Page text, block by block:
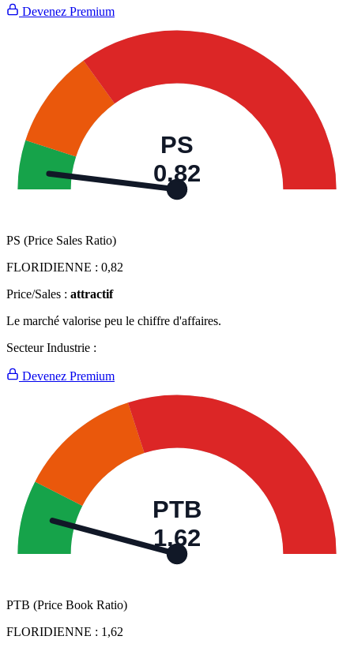
Devenez Premium
PS
0,82
PS (Price Sales Ratio)
FLORIDIENNE : 0,82
Price/Sales : attractif
Le marché valorise peu le chiffre d'affaires.
Secteur Industrie :
Devenez Premium
PTB
1,62
PTB (Price Book Ratio)
FLORIDIENNE : 1,62